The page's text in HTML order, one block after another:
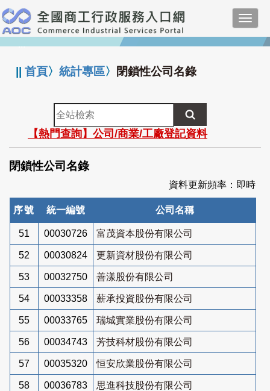
跳
到
主
要
:::
||首頁〉統計專區〉 閉鎖性公司名錄
全
站
檢
索
【熱門查詢】公司/商業/工廠登記資料
閉鎖性公司名錄
資料更新頻率：即時
序號 統一編號 公司名稱
51 00030726 富茂資本股份有限公司
52 00030824 更新資材股份有限公司
53 00032750 善漾股份有限公司
54 00033358 薪承投資股份有限公司
55 00033765 瑞城實業股份有限公司
56 00034743 芳技科材股份有限公司
57 00035320 恒安欣業股份有限公司
58 00036783 思進科技股份有限公司